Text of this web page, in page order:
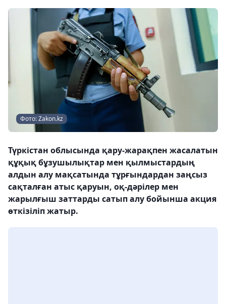
Фото: Zakon.kz
Түркістан облысында қару-жарақпен жасалатын
құқық бұзушылықтар мен қылмыстардың
алдын алу мақсатында тұрғындардан заңсыз
сақталған атыс қаруын, оқ-дәрілер мен
жарылғыш заттарды сатып алу бойынша акция
өткізіліп жатыр.